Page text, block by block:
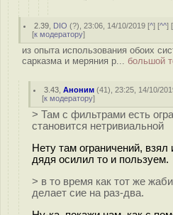
2.39 DIO (?), 23:06, 14/10/2019 [^] [^^] [
[к модератору]
из опыта использования обоих
сарказма и меряния р... большой
3.43 ,Аноним (41), 23:25, 14/10/
[к модератору]
> Там с фильтрами есть
становится нетривиальной
Нету там ограничений,
дядя осилил то и пользуем.
> в то время как тот же
делает сие на раз-два.